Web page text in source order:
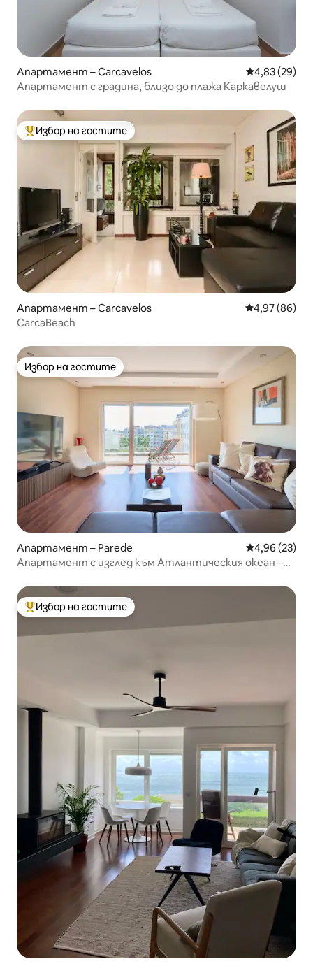
Апартамент – Carcavelos Средна
4,83 (29)
Апартамент с градина, близо до плажа Каркавелуш
Най-популярен избор на гостите
Избор на гостите
Апартамент – Carcavelos Средна
4,97 (86)
CarcaBeach
Избор на гостите
Избор на гостите
Апартамент – Parede Средна
4,96 (23)
Апартамент с изглед към Атлантическия океан –
Най-популярен избор на гостите
Избор на гостите